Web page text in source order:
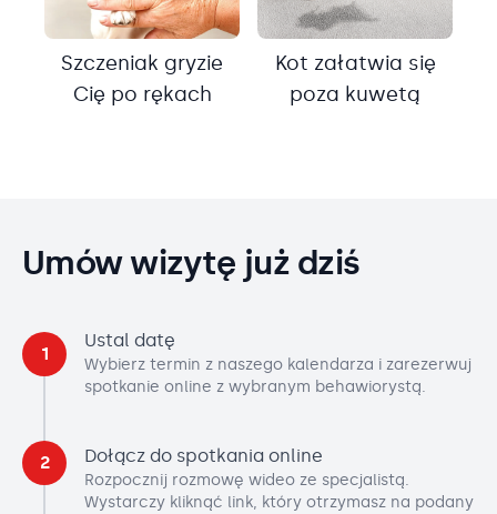
Szczeniak gryzie
Cię po rękach
Kot załatwia się
poza kuwetą
Umów wizytę już dziś
1
Ustal datę
Wybierz termin z naszego kalendarza i zarezerwuj
spotkanie online z wybranym behawiorystą.
2 Dołącz do spotkania online
Rozpocznij rozmowę wideo ze specjalistą.
Wystarczy kliknąć link, który otrzymasz na podany